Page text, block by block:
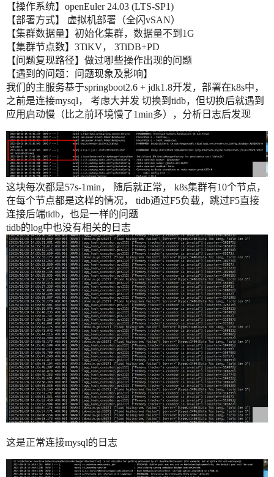
【操作系统】openEuler 24.03 (LTS-SP1)
【部署方式】 虚拟机部署（全闪vSAN）
【集群数据量】初始化集群，数据量不到1G
【集群节点数】3TiKV， 3TiDB+PD
【问题复现路径】做过哪些操作出现的问题
【遇到的问题：问题现象及影响】
我们的主服务基于springboot2.6 + jdk1.8开发，部署在k8s中，
之前是连接mysql， 考虑大并发 切换到tidb，但切换后就遇到
应用启动慢（比之前环境慢了1min多），分析日志后发现
这块每次都是57s-1min， 随后就正常， k8s集群有10个节点，
在每个节点都是这样的情况， tidb通过F5负载，跳过F5直接
连接后端tidb，也是一样的问题
tidb的log中也没有相关的日志
这是正常连接mysql的日志